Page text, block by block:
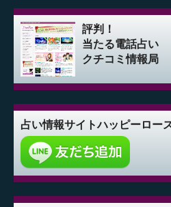
評判！
当たる電話占い
クチコミ情報局
占い情報サイトハッピーロー